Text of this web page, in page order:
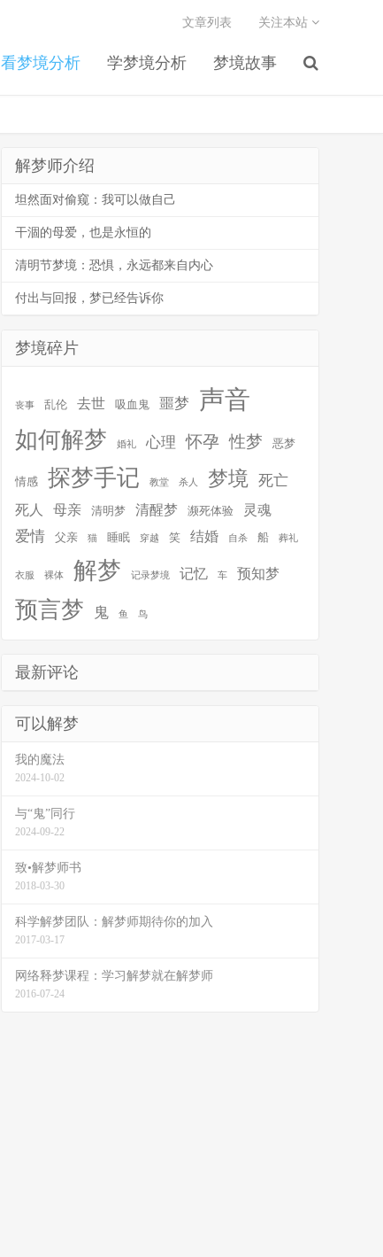
看梦境分析 学梦境分析 梦境故事
文章列表 关注本站
解梦师介绍
坦然面对偷窥：我可以做自己
干涸的母爱，也是永恒的
清明节梦境：恐惧，永远都来自内心
付出与回报，梦已经告诉你
梦境碎片
丧事 乱伦 去世 吸血鬼 噩梦 声音
如何解梦 婚礼 心理 怀孕 性梦 恶梦
情感 探梦手记 教堂 杀人 梦境 死亡
死人 母亲 清明梦 清醒梦 濒死体验 灵魂
爱情 父亲 猫 睡眠 穿越 笑 结婚 自杀 船 葬礼
衣服 裸体 解梦 记录梦境 记忆 车 预知梦
预言梦 鬼 鱼 鸟
最新评论
可以解梦
我的魔法
2024-10-02
与“鬼”同行
2024-09-22
致•解梦师书
2018-03-30
科学解梦团队：解梦师期待你的加入
2017-03-17
网络释梦课程：学习解梦就在解梦师
2016-07-24